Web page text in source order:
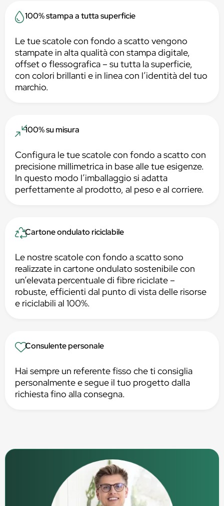
100% stampa a tutta superficie
Le tue scatole con fondo a scatto vengono
stampate in alta qualità con stampa digitale,
offset o flessografica – su tutta la superficie,
con colori brillanti e in linea con l’identità del tuo
marchio.
100% su misura
Configura le tue scatole con fondo a scatto con
precisione millimetrica in base alle tue esigenze.
In questo modo l’imballaggio si adatta
perfettamente al prodotto, al peso e al corriere.
Cartone ondulato riciclabile
Le nostre scatole con fondo a scatto sono
realizzate in cartone ondulato sostenibile con
un’elevata percentuale di fibre riciclate –
robuste, efficienti dal punto di vista delle risorse
e riciclabili al 100%.
Consulente personale
Hai sempre un referente fisso che ti consiglia
personalmente e segue il tuo progetto dalla
richiesta fino alla consegna.